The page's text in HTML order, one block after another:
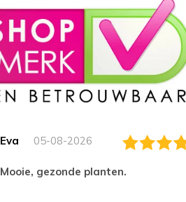
Eva 05-08-2026
Mooie, gezonde planten.